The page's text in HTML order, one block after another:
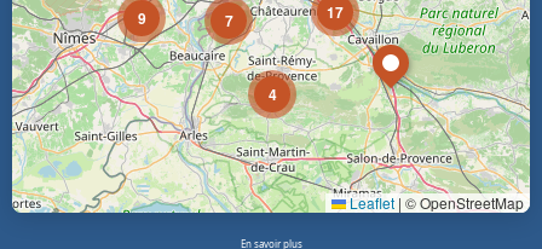
4
9 7 17
Leaflet | © OpenStreetMap
En savoir plus